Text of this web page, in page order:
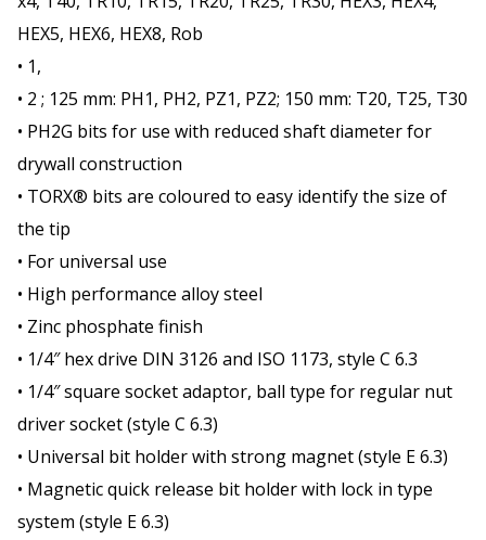
HEX5, HEX6, HEX8, Rob
• 1,
• 2 ; 125 mm: PH1, PH2, PZ1, PZ2; 150 mm: T20, T25, T30
• PH2G bits for use with reduced shaft diameter for
drywall construction
• TORX® bits are coloured to easy identify the size of
the tip
• For universal use
• High performance alloy steel
• Zinc phosphate finish
• 1/4″ hex drive DIN 3126 and ISO 1173, style C 6.3
• 1/4″ square socket adaptor, ball type for regular nut
driver socket (style C 6.3)
• Universal bit holder with strong magnet (style E 6.3)
• Magnetic quick release bit holder with lock in type
system (style E 6.3)